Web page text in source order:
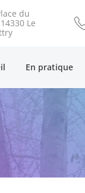
du
Le
En pratique